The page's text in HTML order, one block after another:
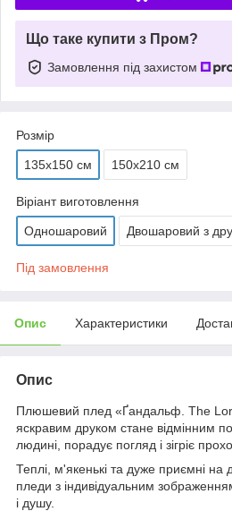
Що таке купити з Пром?
Замовлення під захистом
Розмір
135х150 см 150х210 см
Віріант виготовлення
Одношаровий Двошаровий з
Під замовлення
Опис Характеристики
Опис
Плюшевий плед «Ґандальф. The
яскравим друком стане відмінним
людині, порадує погляд і зігріє
Теплі, м'якенькі та дуже приємні на
пледи з індивідуальним зображенням
і душу.